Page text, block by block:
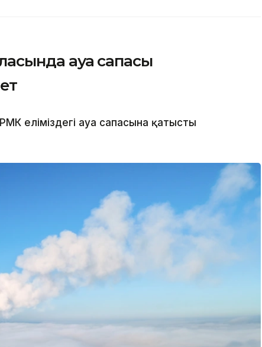
ауа сапасы
еліміздегі ауа сапасына қатысты